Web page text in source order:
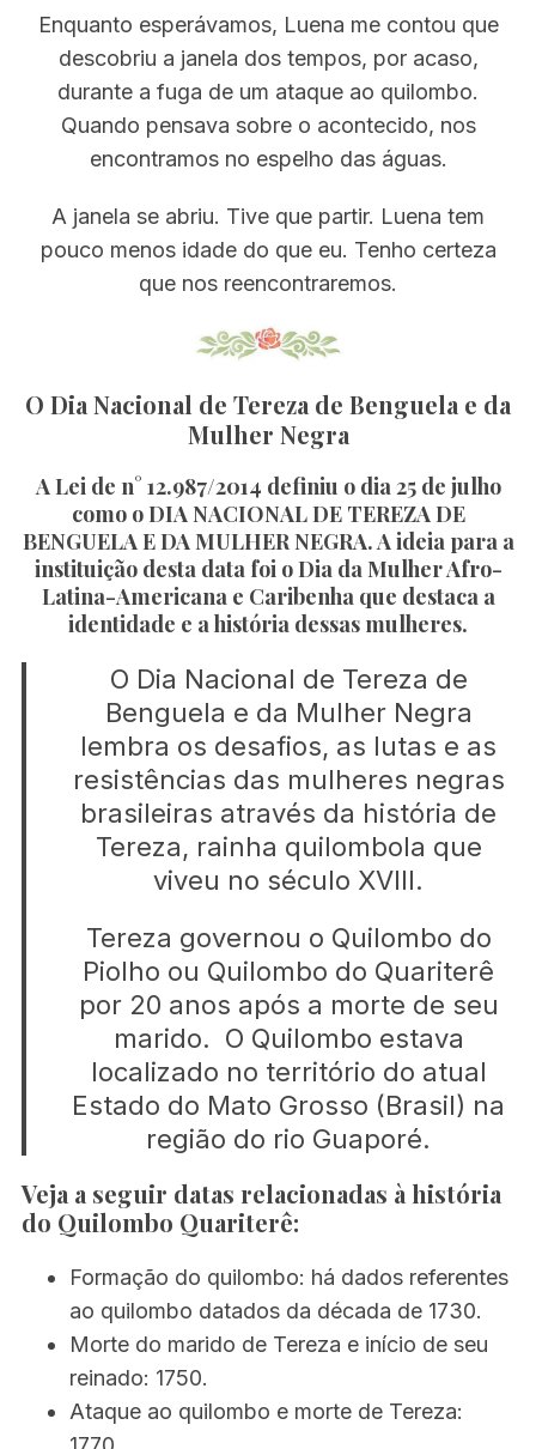
Enquanto esperávamos, Luena me contou que
descobriu a janela dos tempos, por acaso,
durante a fuga de um ataque ao quilombo.
Quando pensava sobre o acontecido, nos
encontramos no espelho das águas.
A janela se abriu. Tive que partir. Luena tem
pouco menos idade do que eu. Tenho certeza
que nos reencontraremos.
O Dia Nacional de Tereza de Benguela e da
Mulher Negra
A Lei de n° 12.987/2014 definiu o dia 25 de julho
como oDIA NACIONAL DE TEREZA DE
BENGUELA E DA MULHER NEGRA. A ideia para a
instituição desta data foi o Dia da Mulher Afro-
Latina-Americana e Caribenha que destaca a
identidade e a história dessas mulheres.
O Dia Nacional de Tereza de
Benguela e da Mulher Negra
lembra os desafios, as lutas e as
resistências das mulheres negras
brasileiras através da história de
Tereza, rainha quilombola que
viveu no século XVIII.
Tereza governou o Quilombo do
Piolho ou Quilombo do Quariterê
por 20 anos após a morte de seu
marido. O Quilombo estava
localizado no território do atual
Estado do Mato Grosso (Brasil) na
região do rio Guaporé.
Veja a seguir datas relacionadas à história
do Quilombo Quariterê:
Formação do quilombo: há dados referentes
ao quilombo datados da década de 1730.
Morte do marido de Tereza e início de seu
reinado: 1750.
Ataque ao quilombo e morte de Tereza: